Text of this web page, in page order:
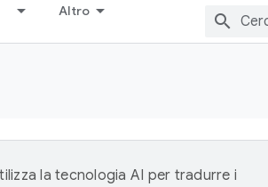
Altro
la tecnologia AI per tradurre i